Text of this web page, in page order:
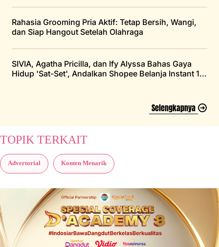
Rahasia Grooming Pria Aktif: Tetap Bersih, Wangi,
dan Siap Hangout Setelah Olahraga
SIVIA, Agatha Pricilla, dan Ify Alyssa Bahas Gaya
Hidup 'Sat-Set', Andalkan Shopee Belanja Instant 1
Selengkapnya
TOPIK TERKAIT
Advertorial Konten Menarik